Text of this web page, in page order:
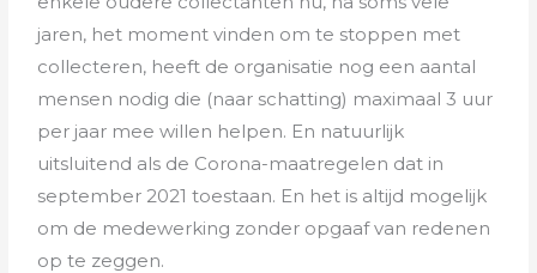
jaren, het moment vinden om te stoppen met
collecteren, heeft de organisatie nog een aantal
mensen nodig die (naar schatting) maximaal 3 uur
per jaar mee willen helpen. En natuurlijk
uitsluitend als de Corona-maatregelen dat in
september 2021 toestaan. En het is altijd mogelijk
om de medewerking zonder opgaaf van redenen
op te zeggen.